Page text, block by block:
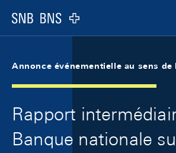
Logo
Annonce événementielle au sens de
Rapport
Banque nationale